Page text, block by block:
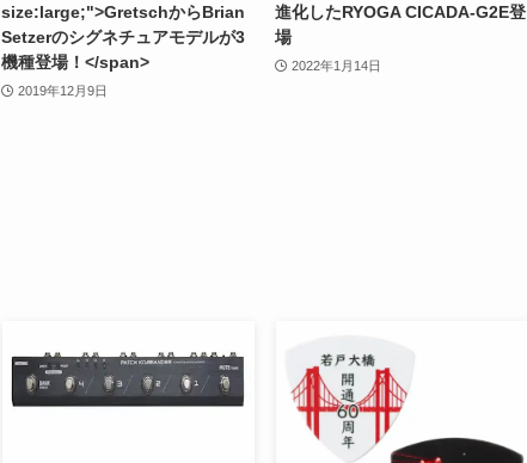
size:large;">GretschからBrian
Setzerのシグネチュアモデルが3
機種登場！</span>
2019年12月9日
進化したRYOGA CICADA-G2E登
場
2022年1月14日